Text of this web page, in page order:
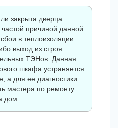
закрыта дверца
причиной данной
в теплоизоляции
выход из строя
ТЭНов. Данная
шкафа устраняется
а для ее диагностики
мастера по ремонту
дом.